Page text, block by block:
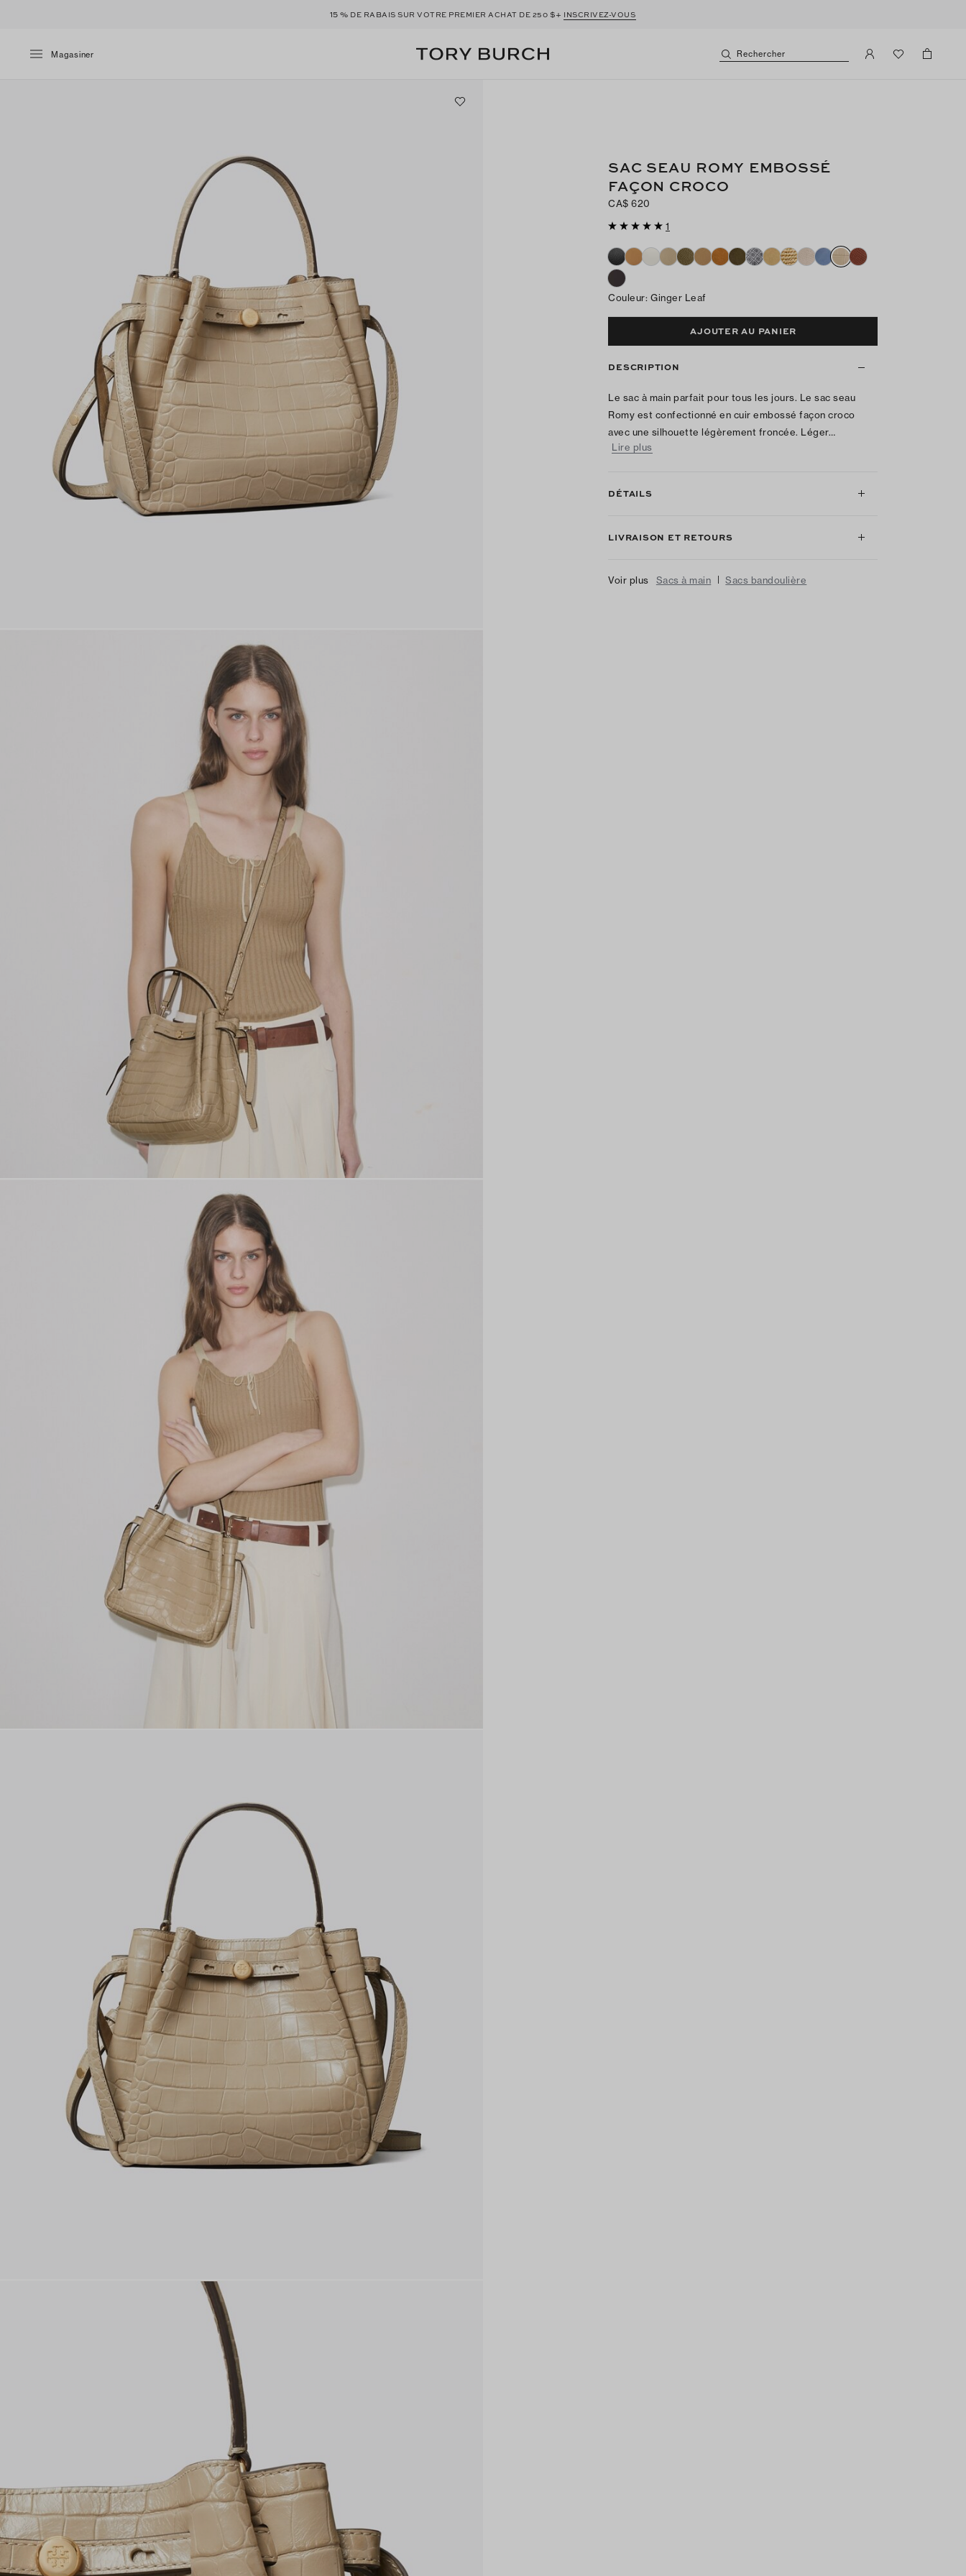
15 % DE RABAIS SUR VOTRE PREMIER ACHAT DE 250 $+ INSCRIVEZ-VOUS
Magasiner Rechercher
SAC SEAU ROMY EMBOSSÉ
FAÇON CROCO
CA$ 620
1
Couleur: Ginger Leaf
AJOUTER AU PANIER
DESCRIPTION
Le sac à main parfait pour tous les jours. Le sac seau
Romy est confectionné en cuir embossé façon croco
avec une silhouette légèrement froncée. Léger…
Lire plus
DÉTAILS
LIVRAISON ET RETOURS
Voir plus Sacs à main | Sacs bandoulière